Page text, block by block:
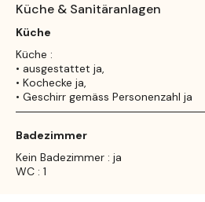
Küche & Sanitäranlagen
Küche
Küche :
• ausgestattet ja,
• Kochecke ja,
• Geschirr gemäss Personenzahl ja
Badezimmer
Kein Badezimmer : ja
WC : 1